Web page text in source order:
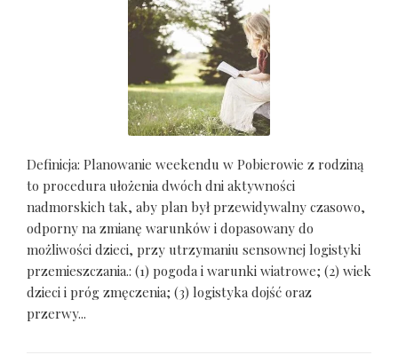
Definicja: Planowanie weekendu w Pobierowie z rodziną
to procedura ułożenia dwóch dni aktywności
nadmorskich tak, aby plan był przewidywalny czasowo,
odporny na zmianę warunków i dopasowany do
możliwości dzieci, przy utrzymaniu sensownej logistyki
przemieszczania.: (1) pogoda i warunki wiatrowe; (2) wiek
dzieci i próg zmęczenia; (3) logistyka dojść oraz
przerwy...